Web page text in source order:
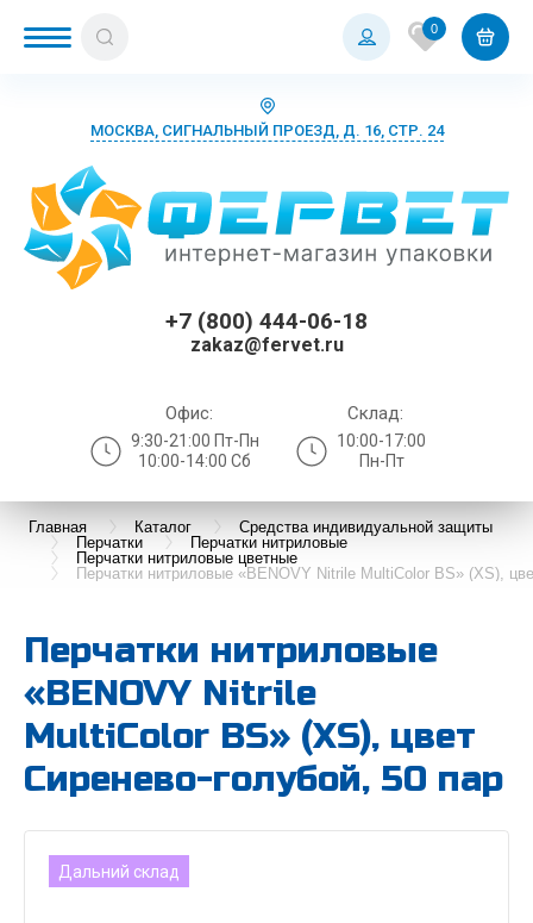
0
МОСКВА, СИГНАЛЬНЫЙ ПРОЕЗД, Д. 16, СТР. 24
+7 (800) 444-06-18
zakaz@fervet.ru
Офис:
9:30-21:00 Пт-Пн
10:00-14:00 Сб
Склад:
10:00-17:00
Пн-Пт
Главная Каталог
Средства индивидуальной защиты
Перчатки
Перчатки нитриловые
Перчатки нитриловые цветные
Перчатки нитриловые «BENOVY Nitrile MultiColor BS» (XS),
Перчатки нитриловые
«BENOVY Nitrile
MultiColor BS» (XS), цвет
Cиренево-голубой, 50 пар
Дальний склад